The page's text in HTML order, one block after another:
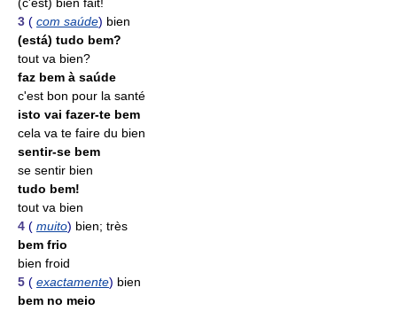
3 ( com saúde) bien
(está) tudo bem?
tout va bien?
faz bem à saúde
c'est bon pour la santé
isto vai fazer-te bem
cela va te faire du bien
sentir-se bem
se sentir bien
tudo bem!
tout va bien
4 ( muito) bien; très
bem frio
bien froid
5 ( exactamente) bien
bem no meio